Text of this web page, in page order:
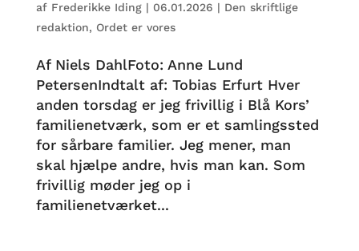
af Frederikke Iding| 06.01.2026 | Den skriftlige
redaktion, Ordet er vores
Af Niels DahlFoto: Anne Lund
PetersenIndtalt af: Tobias Erfurt Hver
anden torsdag er jeg frivillig i Blå Kors’
familienetværk, som er et samlingssted
for sårbare familier. Jeg mener, man
skal hjælpe andre, hvis man kan. Som
frivillig møder jeg op i
familienetværket...